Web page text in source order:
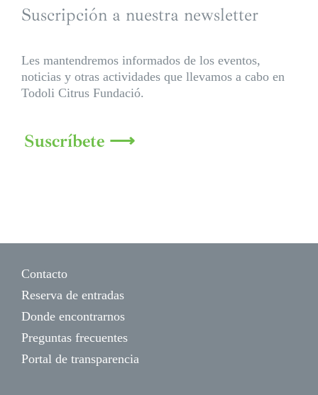
Suscripción a nuestra newsletter
Les mantendremos informados de los eventos,
noticias y otras actividades que llevamos a cabo en
Todoli Citrus Fundació.
Suscríbete ⟶
Contacto
Reserva de entradas
Donde encontrarnos
Preguntas frecuentes
Portal de transparencia